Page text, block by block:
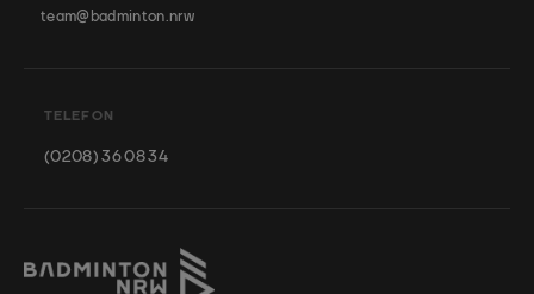
team@badminton.nrw
TELEFON
(0208) 36 08 34